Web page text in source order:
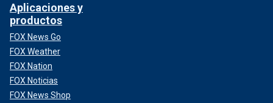
Aplicaciones y
productos
FOX News Go
FOX Weather
FOX Nation
FOX Noticias
FOX News Shop